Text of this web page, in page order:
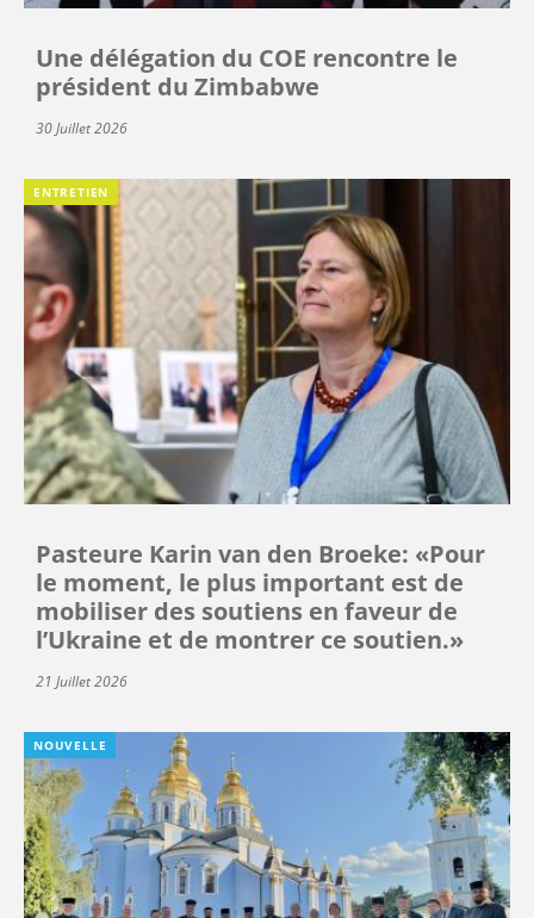
Une délégation du COE rencontre le
président du Zimbabwe
30 Juillet 2026
ENTRETIEN
Pasteure Karin van den Broeke: «Pour
le moment, le plus important est de
mobiliser des soutiens en faveur de
l’Ukraine et de montrer ce soutien.»
21 Juillet 2026
NOUVELLE